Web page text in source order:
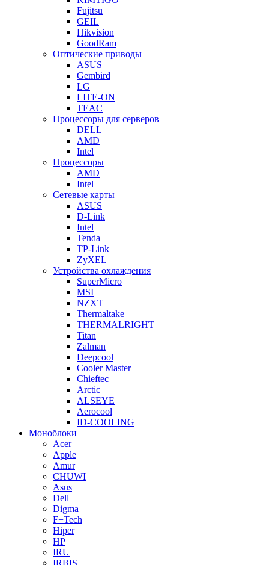
Fujitsu
GEIL
Hikvision
GoodRam
Оптические приводы
ASUS
Gembird
LG
LITE-ON
TEAC
Процессоры для серверов
DELL
AMD
Intel
Процессоры
AMD
Intel
Сетевые карты
ASUS
D-Link
Intel
Tenda
TP-Link
ZyXEL
Устройства охлаждения
SuperMicro
MSI
NZXT
Thermaltake
THERMALRIGHT
Titan
Zalman
Deepcool
Cooler Master
Chieftec
Arctic
ALSEYE
Aerocool
ID-COOLING
Моноблоки
Acer
Apple
Amur
CHUWI
Asus
Dell
Digma
F+Tech
Hiper
HP
IRU